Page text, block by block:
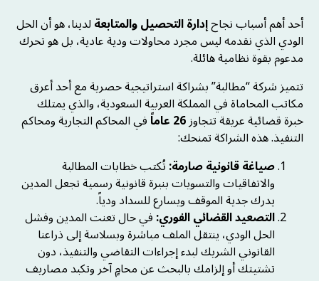
أحد أهم أسباب نجاحإدارة التحصيل والمتابعةلدينا، هو أن الحل
الودي الذي نقدمه ليس مجرد محاولات ودية عادية، بل هو تحرك
مدعوم بقوة نظامية هائلة.
تتميز شركة “مطالبة” بشراكة استراتيجية حصرية مع أحد أعرق
مكاتب المحاماة في المملكة العربية السعودية، والذي يمتلك
خبرة قضائية عريقة تتجاوز26 عاماً في المحاكم التجارية ومحاكم
التنفيذ. هذه الشراكة تمنحك:
صياغة قانونية صارمة:تُكتب خطابات المطالبة
والاتفاقيات والتسويات بنبرة قانونية رسمية تجعل المدين
يدرك جدية الموقف ويسارع للسداد ودياً.
التصعيد القضائي الفوري:في حال تعنت المدين وفشل
الحل الودي، ينتقل الملف مباشرة وبسلاسة إلى ذراعنا
القانوني الشريك لبدء إجراءات التقاضي والتنفيذ، دون
تشتيتك أو إلزامك بالبحث عن محامٍ آخر وتكبد مصاريف